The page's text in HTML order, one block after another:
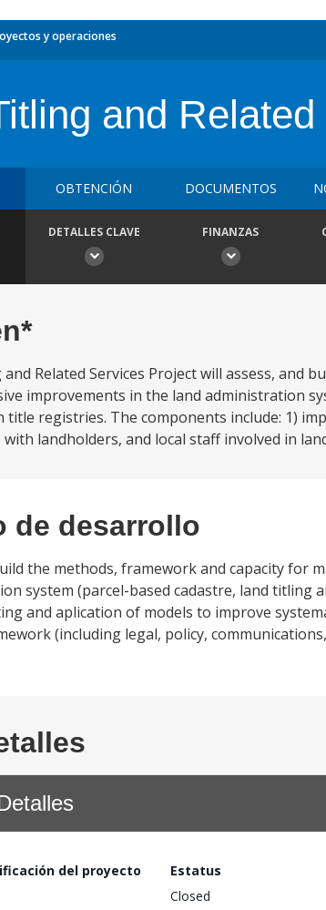
y operaciones
and
OBTENCIÓN DOCUMENTOS
DETALLES CLAVE FINANZAS
Related Services Project will assess,
improvements in the land administration
title registries. The components include: 1)
landholders, and local staff involved in
de desarrollo
the methods, framework and capacity for
system (parcel-based cadastre, land
and aplication of models to improve
(including legal, policy,
del proyecto
Estatus
Closed